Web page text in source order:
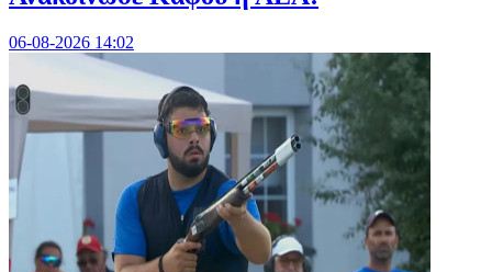
06-08-2026 14:02